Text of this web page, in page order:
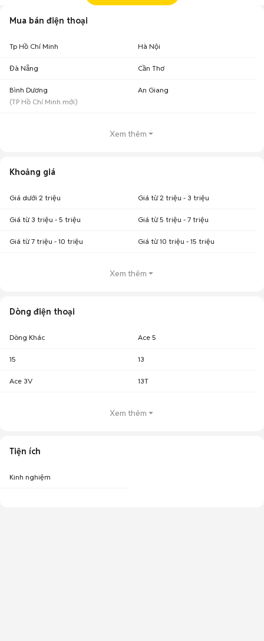
Mua bán điện thoại
Tp Hồ Chí Minh Hà Nội
Đà Nẵng Cần Thơ
Bình Dương
(TP Hồ Chí Minh mới)
An Giang
Xem thêm
Khoảng giá
Giá dưới 2 triệu Giá từ 2 triệu - 3 triệu
Giá từ 3 triệu - 5 triệu Giá từ 5 triệu - 7 triệu
Giá từ 7 triệu - 10 triệu Giá từ 10 triệu - 15 triệu
Xem thêm
Dòng điện thoại
Dòng Khác Ace 5
15 13
Ace 3V 13T
Xem thêm
Tiện ích
Kinh nghiệm